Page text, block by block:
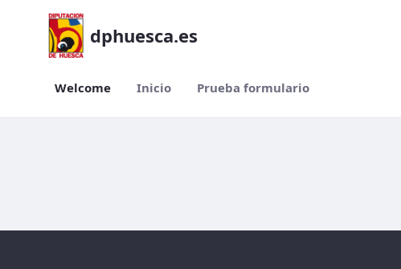
dphuesca.es
Welcome Inicio Prueba formulario